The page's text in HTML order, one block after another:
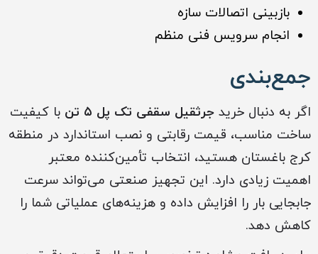
بازبینی اتصالات سازه
انجام سرویس فنی منظم
جمع‌بندی
اگر به دنبال خرید جرثقیل سقفی تک پل ۵ تن
با کیفیت
ساخت مناسب، قیمت رقابتی و نصب استاندارد در منطقه
کرج باغستان هستید، انتخاب تأمین‌کننده معتبر
اهمیت زیادی دارد. این تجهیز صنعتی می‌تواند سرعت
جابجایی بار را افزایش داده و هزینه‌های عملیاتی شما را
کاهش دهد.